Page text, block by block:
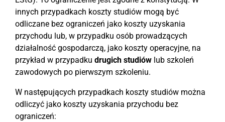
innych przypadkach koszty studiów mogą być
odliczane bez ograniczeń jako koszty uzyskania
przychodu lub, w przypadku osób prowadzących
działalność gospodarczą, jako koszty operacyjne, na
przykład w przypadku drugich studiów lub szkoleń
zawodowych po pierwszym szkoleniu.
W następujących przypadkach koszty studiów można
odliczyć jako koszty uzyskania przychodu bez
ograniczeń: